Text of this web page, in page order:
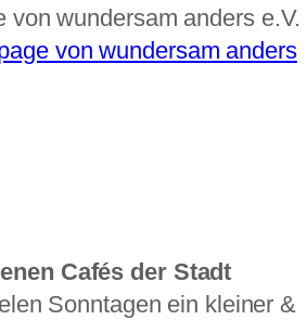
von wundersam anders e.V.
von wundersam anders
Cafés der Stadt
Sonntagen ein kleiner &